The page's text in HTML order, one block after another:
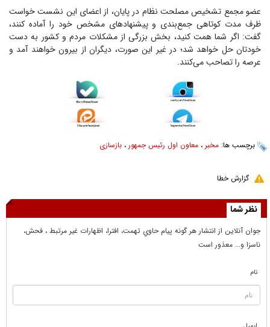
عضو مجمع تشخیص مصلحت نظام در پایان، از اعضای این نشست خواست
ظرف مدت کوتاهی جمع‌بندی و پیشنهادهای مشخص خود را آماده کنند،
گفت: اگر شما همت کنید، بخش بزرگی از مشکلات مردم و کشور به دست
خودتان حل خواهد شد؛ در غیر این صورت، دیگران از بیرون خواهند آمد و
عرصه را تصاحب می‌کنند.
برچسب ها: مخبر ، معاون اول رئیس جمهور ، بازسازی
گزارش خطا
نظر شما
جوان آنلاين از انتشار هر گونه پيام حاوي تهمت، افترا، اظهارات غير مرتبط ، فحش،
ناسزا و... معذور است
نام